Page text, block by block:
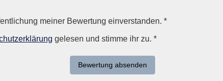
meiner Bewertung einverstanden. *
gelesen und stimme ihr zu. *
Bewertung absenden